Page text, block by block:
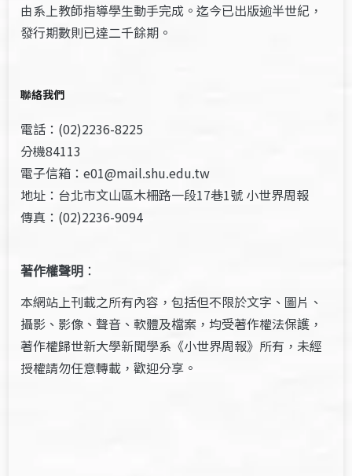
由系上教師指導學生動手完成。迄今已出版逾半世紀，
發行期數則已達二千餘期。
聯絡我們
電話：(02)2236-8225
分機84113
電子信箱：e01@mail.shu.edu.tw
地址：台北市文山區木柵路一段17巷1號 小世界周報
傳真：(02)2236-9094
著作權聲明 ：
本網站上刊載之所有內容，包括但不限於文字、圖片、
攝影、影像、聲音、軟體及檔案，均受著作權法保護，
著作權歸世新大學新聞學系《小世界周報》所有，未經
授權請勿任意轉載，歡迎分享。